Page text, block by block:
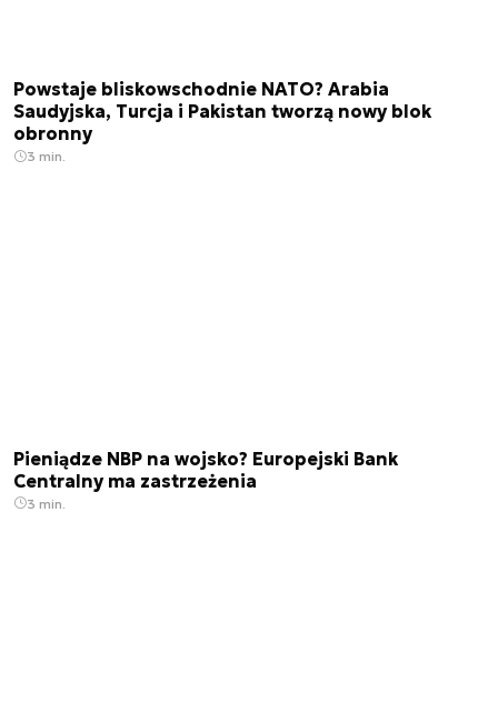
Powstaje bliskowschodnie NATO? Arabia
Saudyjska, Turcja i Pakistan tworzą nowy blok
obronny
3 min.
Pieniądze NBP na wojsko? Europejski Bank
Centralny ma zastrzeżenia
3 min.